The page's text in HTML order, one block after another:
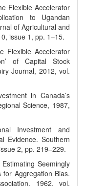
Flexible Accelerator
to Ugandan
of Agricultural and
issue 1, pp. 1–15.
Flexible Accelerator
of Capital Stock
Journal, 2012, vol.
in Canada’s
Science, 1987,
Investment and
Evidence. Southern
2, pp. 219–229.
Seemingly
for Aggregation Bias.
1962, vol.